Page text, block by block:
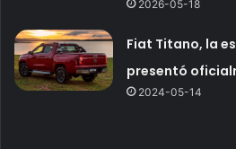
2026-05-18
Fiat Titano, la
presentó
2024-05-14